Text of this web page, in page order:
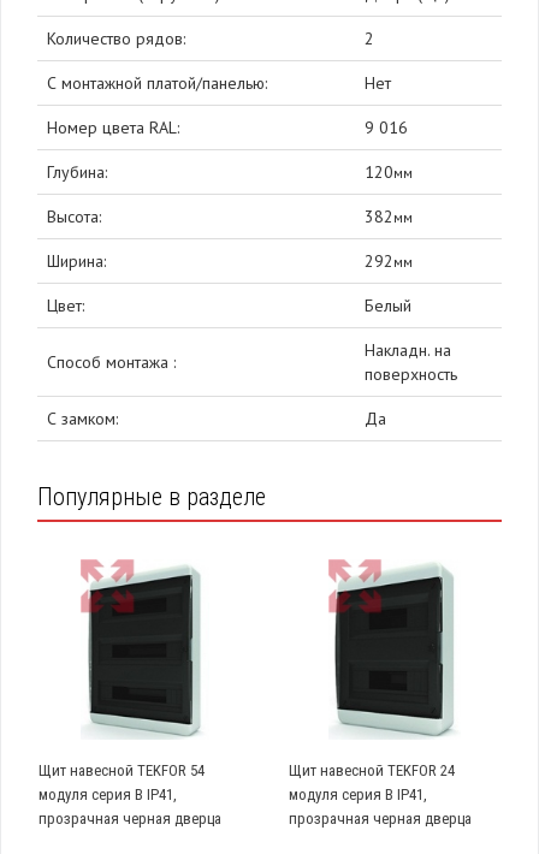
Количество рядов: 2
С монтажной платой/панелью: Нет
Номер цвета RAL: 9 016
Глубина: 120мм
Высота: 382 мм
Ширина: 292 мм
Цвет: Белый
Способ монтажа :
Накладн. на
поверхность
С замком: Да
Популярные в разделе
Щит навесной TEKFOR 54
модуля серия В IP41,
прозрачная черная дверца
Щит навесной TEKFOR 24
модуля серия В IP41,
прозрачная черная дверца